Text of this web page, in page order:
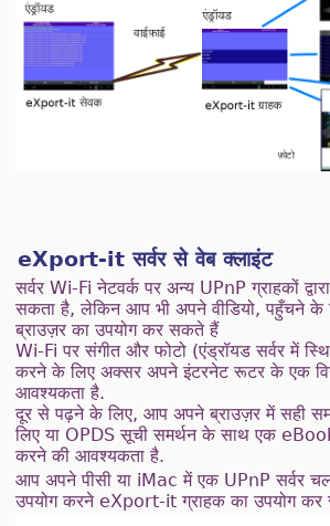
eXport-it सर्वर से वेब क्लाइंट
सर्वर Wi-Fi नेटवर्क पर अन्य UPnP ग्राहकों
सकता है, लेकिन आप भी अपने वीडियो, पहुँचने के
ब्राउज़र का उपयोग कर सकते हैं
Wi-Fi पर संगीत और फोटो (एंड्रॉयड सर्वर में
करने के लिए अक्सर अपने इंटरनेट रूटर के एक
आवश्यकता है.
दूर से पढ़ने के लिए, आप अपने ब्राउज़र में सही
लिए या OPDS सूची समर्थन के साथ एक
करने की आवश्यकता है.
आप अपने पीसी या iMac में एक UPnP सर्वर
उपयोग करने eXport-it ग्राहक का उपयोग